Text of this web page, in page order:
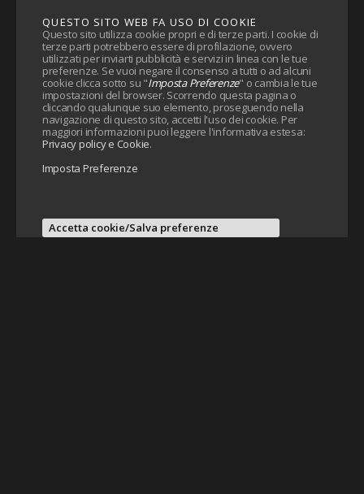
QUESTO SITO WEB FA USO DI COOKIE
Questo sito utilizza cookie propri e di terze parti. I cookie di
terze parti potrebbero essere di profilazione, ovvero
utilizzati per inviarti pubblicità e servizi in linea con le tue
preferenze. Se vuoi negare il consenso a tutti o ad alcuni
cookie clicca sotto su "Imposta Preferenze" o cambia le tue
impostazioni del browser. Scorrendo questa pagina o
cliccando qualunque suo elemento, proseguendo nella
navigazione di questo sito, accetti l'uso dei cookie. Per
maggiori informazioni puoi leggere l'informativa estesa:
Privacy policy e Cookie.
Imposta Preferenze
Accetta cookie/Salva preferenze